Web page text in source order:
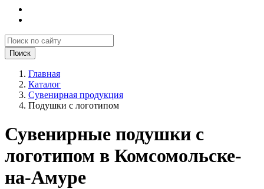
Поиск
Главная
Каталог
Сувенирная продукция
Подушки с логотипом
Сувенирные подушки с
логотипом в Комсомольске-
на-Амуре